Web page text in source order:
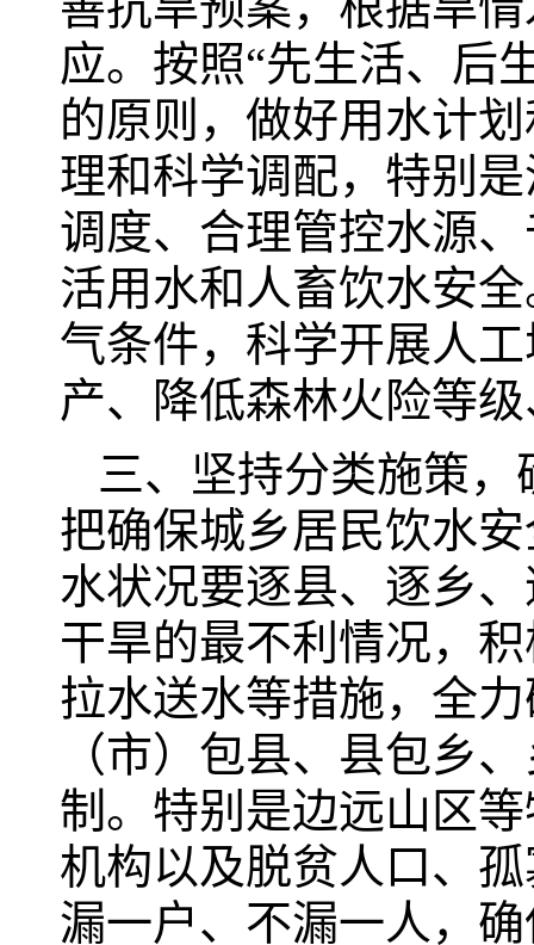
应。按照“先生活、后
的原则，做好用水计
理和科学调配，特别
调度、合理管控水源
活用水和人畜饮水安
气条件，科学开展人
产、降低森林火险等
三、坚持分类施策
把确保城乡居民饮水
水状况要逐县、逐乡
干旱的最不利情况，
拉水送水等措施，全
（市）包县、县包乡
制。特别是边远山区
机构以及脱贫人口、
漏一户、不漏一人，